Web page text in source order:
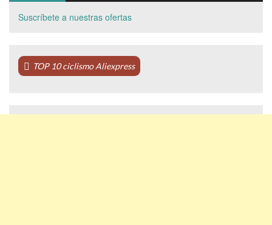
Suscríbete a nuestras ofertas
TOP 10 ciclismo Aliexpress